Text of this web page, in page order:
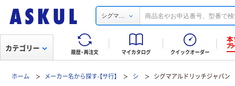
シグマ...
履歴・再注文 マイカタログ クイックオーダー
カテゴリー
ホーム メーカー名から探す-【サ行】 シ シグマアルドリッチジャパン